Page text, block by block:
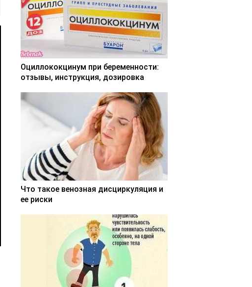
Оциллококцинум при беременности:
отзывы, инструкция, дозировка
Что такое венозная дисциркуляция и
ее риски